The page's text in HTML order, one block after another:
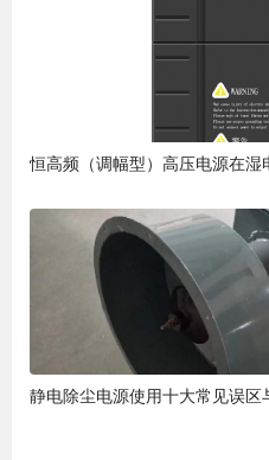
静电除尘电源使用十大常见误区